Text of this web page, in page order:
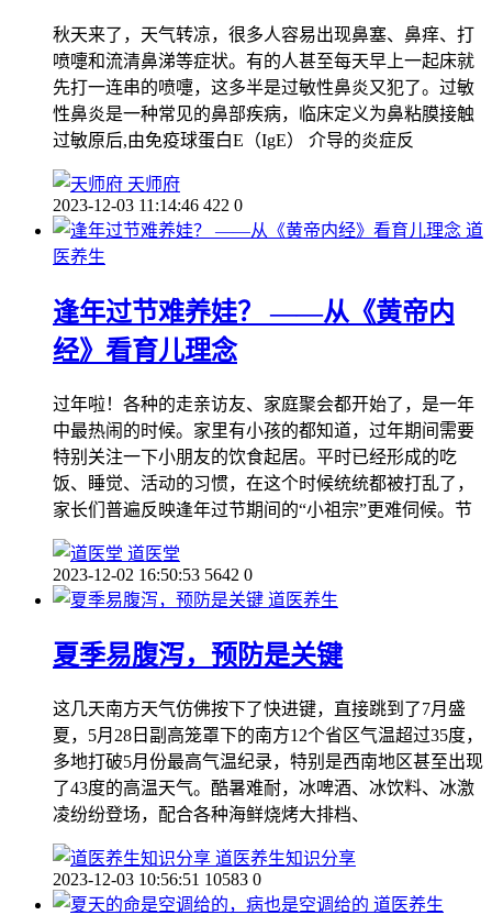
秋天来了，天气转凉，很多人容易出现鼻塞、鼻痒、打
喷嚏和流清鼻涕等症状。有的人甚至每天早上一起床就
先打一连串的喷嚏，这多半是过敏性鼻炎又犯了。过敏
性鼻炎是一种常见的鼻部疾病，临床定义为鼻粘膜接触
过敏原后,由免疫球蛋白E（IgE） 介导的炎症反
天师府
2023-12-03 11:14:46 422 0
道
医养生
逢年过节难养娃？ ——从《黄帝内
经》看育儿理念
过年啦！各种的走亲访友、家庭聚会都开始了，是一年
中最热闹的时候。家里有小孩的都知道，过年期间需要
特别关注一下小朋友的饮食起居。平时已经形成的吃
饭、睡觉、活动的习惯，在这个时候统统都被打乱了，
家长们普遍反映逢年过节期间的“小祖宗”更难伺候。节
道医堂
2023-12-02 16:50:53 5642 0
道医养生
夏季易腹泻，预防是关键
这几天南方天气仿佛按下了快进键，直接跳到了7月盛
夏，5月28日副高笼罩下的南方12个省区气温超过35度，
多地打破5月份最高气温纪录，特别是西南地区甚至出现
了43度的高温天气。酷暑难耐，冰啤酒、冰饮料、冰激
凌纷纷登场，配合各种海鲜烧烤大排档、
道医养生知识分享
2023-12-03 10:56:51 10583 0
道医养生